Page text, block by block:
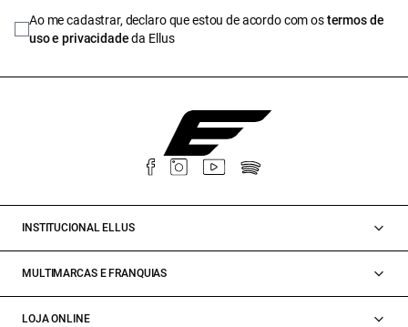
Ao me cadastrar, declaro que estou de acordo com ostermos de
uso e privacidadeda Ellus
INSTITUCIONAL ELLUS
MULTIMARCAS E FRANQUIAS
LOJA ONLINE